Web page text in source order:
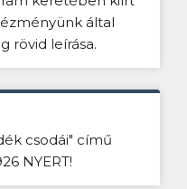
által
rövid leírása.
csodái" című
NYERT!